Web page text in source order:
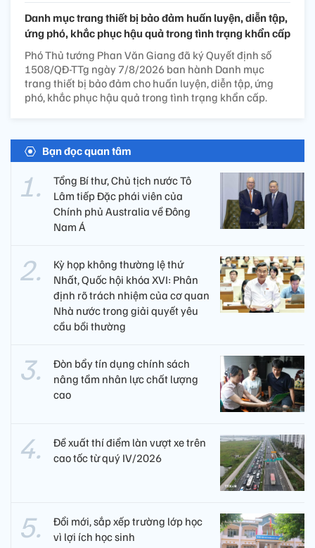
Danh mục trang thiết bị bảo đảm huấn luyện, diễn tập,
ứng phó, khắc phục hậu quả trong tình trạng khẩn cấp
Phó Thủ tướng Phan Văn Giang đã ký Quyết định số
1508/QĐ-TTg ngày 7/8/2026 ban hành Danh mục
trang thiết bị bảo đảm cho huấn luyện, diễn tập, ứng
phó, khắc phục hậu quả trong tình trạng khẩn cấp.
Bạn đọc quan tâm
Tổng Bí thư, Chủ tịch nước Tô
Lâm tiếp Đặc phái viên của
Chính phủ Australia về Đông
Nam Á
Kỳ họp không thường lệ thứ
Nhất, Quốc hội khóa XVI: Phân
định rõ trách nhiệm của cơ quan
Nhà nước trong giải quyết yêu
cầu bồi thường
Đòn bẩy tín dụng chính sách
nâng tầm nhân lực chất lượng
cao
Đề xuất thí điểm làn vượt xe trên
cao tốc từ quý IV/2026
Đổi mới, sắp xếp trường lớp học
vì lợi ích học sinh